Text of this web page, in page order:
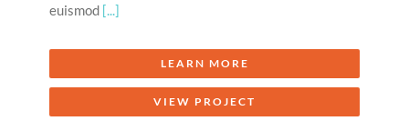
euismod [...]
LEARN MORE
VIEW PROJECT